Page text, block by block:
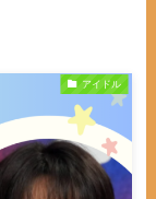
アイドル